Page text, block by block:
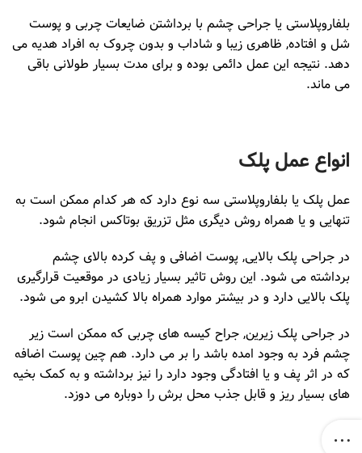
بلفاروپلاستی یا جراحی چشم با برداشتن ضایعات چربی و پوست
شل و افتاده, ظاهری زیبا و شاداب و بدون چروک به افراد هدیه می
دهد. نتیجه این عمل دائمی بوده و برای مدت بسیار طولانی باقی
می ماند.
انواع عمل پلک
عمل پلک یا بلفاروپلاستی سه نوع دارد که هر کدام ممکن است به
تنهایی و یا همراه روش دیگری مثل تزریق بوتاکس انجام شود.
در جراحی پلک بالایی, پوست اضافی و پف کرده بالای چشم
برداشته می شود. این روش تاثیر بسیار زیادی در موقعیت قرارگیری
پلک بالایی دارد و در بیشتر موارد همراه بالا کشیدن ابرو می شود.
در جراحی پلک زیرین, جراح کیسه های چربی که ممکن است زیر
چشم فرد به وجود امده باشد را بر می دارد. هم چین پوست اضافه
که در اثر پف و یا افتادگی وجود دارد را نیز برداشته و به کمک بخیه
های بسیار ریز و قابل جذب محل برش را دوباره می دوزد.